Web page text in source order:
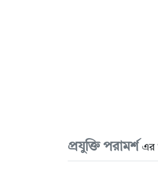
প্রযুক্তি পরামর্শ এর